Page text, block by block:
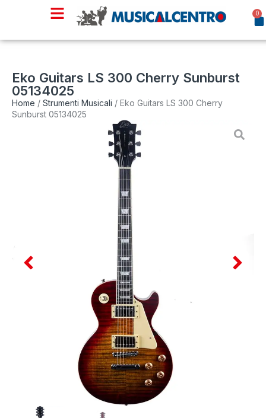
0
Eko Guitars LS 300 Cherry Sunburst
05134025
Home / Strumenti Musicali / Eko Guitars LS 300 Cherry
Sunburst 05134025